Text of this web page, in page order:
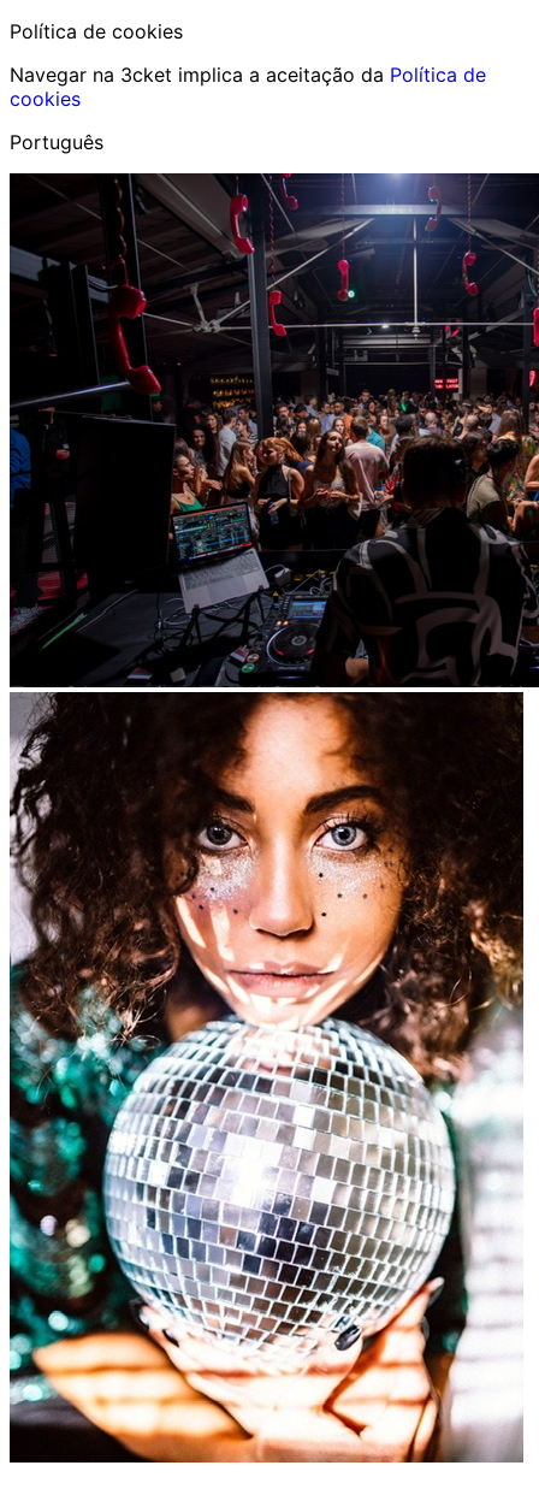
Política de cookies
Navegar na 3cket implica a aceitação da Política de
cookies
Português